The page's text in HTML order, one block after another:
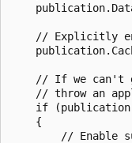
// Explicitly
// If we can't
// throw an
if
    {
// Enable